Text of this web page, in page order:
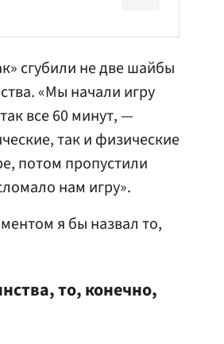
сгубили не две шайбы
«Мы начали игру
все 60 минут, —
так и физические
потом пропустили
нам игру».
я бы назвал то,
то, конечно,